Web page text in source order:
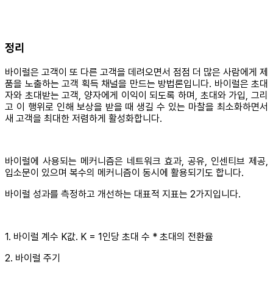
정리
바이럴은 고객이 또 다른 고객을 데려오면서 점점 더 많은 사람에게 제
품을 노출하는 고객 획득 채널을 만드는 방법론입니다. 바이럴은 초대
자와 초대받는 고객, 양자에게 이익이 되도록 하며, 초대와 가입, 그리
고 이 행위로 인해 보상을 받을 때 생길 수 있는 마찰을 최소화하면서
새 고객을 최대한 저렴하게 활성화합니다.
바이럴에 사용되는 메커니즘은 네트워크 효과, 공유, 인센티브 제공,
입소문이 있으며 복수의 메커니즘이 동시에 활용되기도 합니다.
바이럴 성과를 측정하고 개선하는 대표적 지표는 2가지입니다.
1. 바이럴 계수 K값. K = 1인당 초대 수 * 초대의 전환율
2. 바이럴 주기